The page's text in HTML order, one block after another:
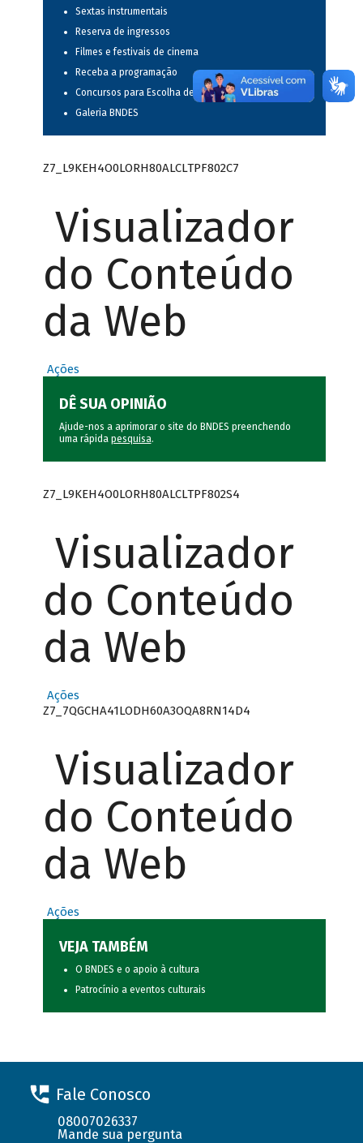
Sextas instrumentais
Reserva de ingressos
Filmes e festivais de cinema
Receba a programação
Concursos para Escolha de Espetáculos Musicais
Galeria BNDES
Z7_L9KEH4O0LORH80ALCLTPF802C7
Visualizador
do Conteúdo
da Web
Ações
DÊ SUA OPINIÃO
Ajude-nos a aprimorar o site do BNDES preenchendo
uma rápida pesquisa.
Z7_L9KEH4O0LORH80ALCLTPF802S4
Visualizador
do Conteúdo
da Web
Ações
Z7_7QGCHA41LODH60A3OQA8RN14D4
Visualizador
do Conteúdo
da Web
Ações
VEJA TAMBÉM
O BNDES e o apoio à cultura
Patrocínio a eventos culturais
Fale Conosco
08007026337
Mande sua pergunta